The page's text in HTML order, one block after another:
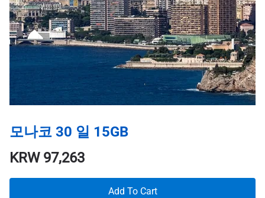
모나코 30 일 15GB
KRW97,263
Add To Cart